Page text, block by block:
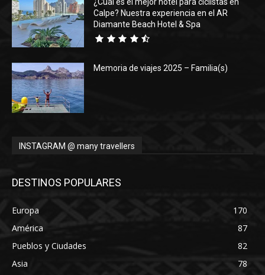
Calpe? Nuestra experiencia en el AR
Diamante Beach Hotel & Spa
Memoria de viajes 2025 – Familia(s)
INSTAGRAM @ many travellers
DESTINOS POPULARES
Europa
170
América
87
Pueblos y Ciudades
82
Asia
78